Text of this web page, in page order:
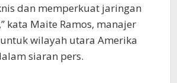
dan memperkuat jaringan
kata Maite Ramos, manajer
wilayah utara Amerika
siaran pers.